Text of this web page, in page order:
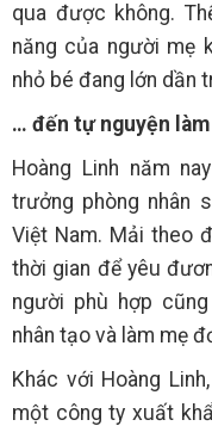
qua được không.
năng của người mẹ
nhỏ bé đang lớn dần
… đến tự nguyện
Hoàng Linh năm
trưởng phòng nhân
Việt Nam. Mải theo
thời gian để yêu
người phù hợp
nhân tạo và làm mẹ
Khác với Hoàng
một công ty xuất